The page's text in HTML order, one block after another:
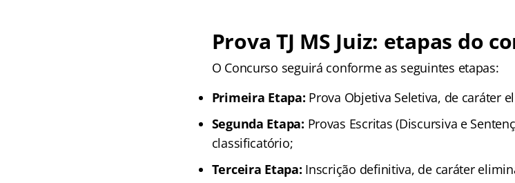
Prova TJ MS Juiz: etapas do
O Concurso seguirá conforme as seguintes etapas:
Primeira Etapa: Prova Objetiva Seletiva, de caráter
Segunda Etapa: Provas Escritas (Discursiva e
classificatório;
Terceira Etapa: Inscrição definitiva, de caráter